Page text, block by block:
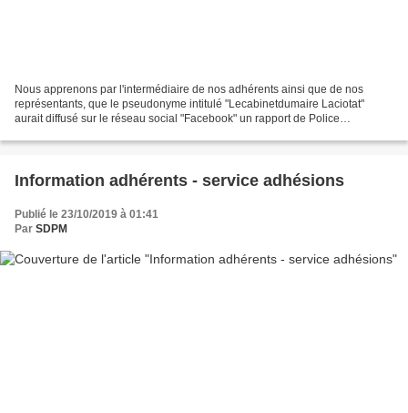
Nous apprenons par l'intermédiaire de nos adhérents ainsi que de nos
représentants, que le pseudonyme intitulé "Lecabinetdumaire Laciotat"
aurait diffusé sur le réseau social "Facebook" un rapport de Police
Information adhérents - service adhésions
Publié le 23/10/2019 à 01:41
Par SDPM